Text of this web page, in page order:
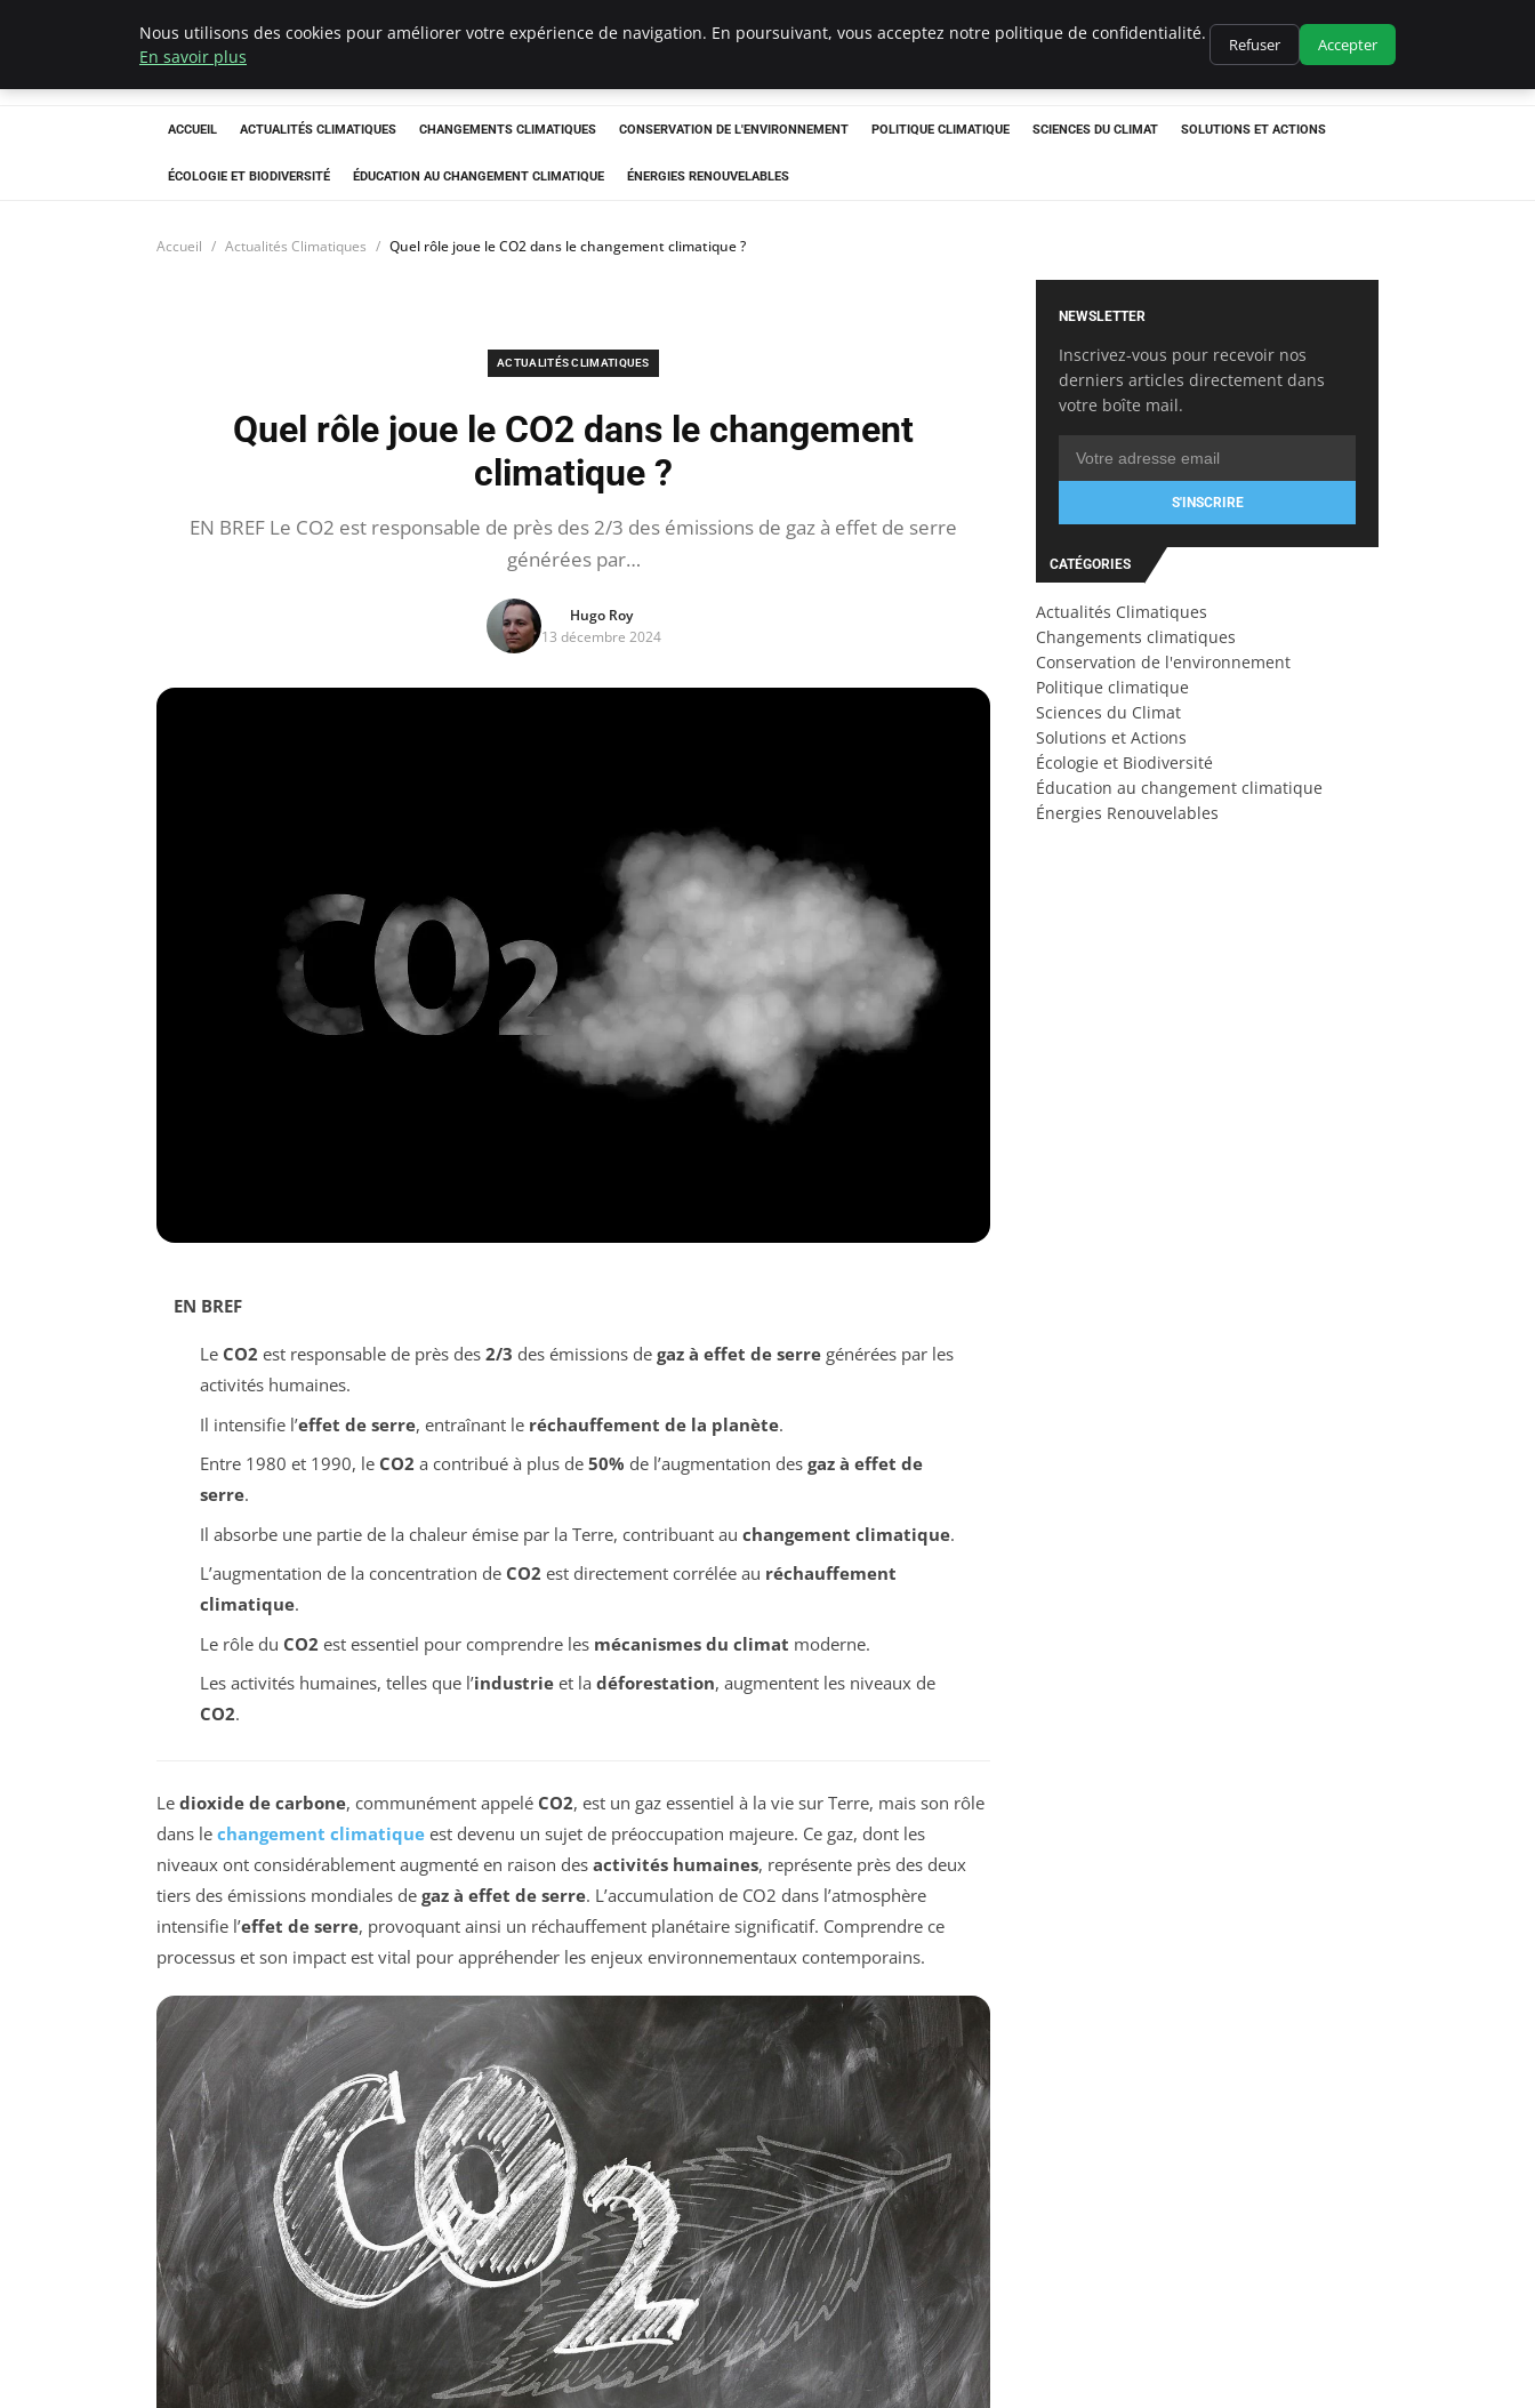
Climatedebtagents
ACCUEIL ACTUALITÉS CLIMATIQUES CHANGEMENTS CLIMATIQUES CONSERVATION DE L'ENVIRONNEMENT POLITIQUE CLIMATIQUE SCIENCES DU CLIMAT SOLUTIONS ET ACTIONS
ÉCOLOGIE ET BIODIVERSITÉ ÉDUCATION AU CHANGEMENT CLIMATIQUE ÉNERGIES RENOUVELABLES
Accueil Actualités Climatiques Quel rôle joue le CO2 dans le changement climatique ?
ACTUALITÉS CLIMATIQUES
Quel rôle joue le CO2 dans le changement
climatique ?
EN BREF Le CO2 est responsable de près des 2/3 des émissions de gaz à effet de serre
générées par…
Hugo Roy
13 décembre 2024
EN BREF
Le CO2 est responsable de près des 2/3 des émissions de gaz à effet de serregénérées par les
activités humaines.
Il intensifie l’effet de serre, entraînant le réchauffement de la planète.
Entre 1980 et 1990, le CO2 a contribué à plus de 50% de l’augmentation des gaz à effet de
serre.
Il absorbe une partie de la chaleur émise par la Terre, contribuant au changement climatique.
L’augmentation de la concentration de CO2 est directement corrélée au réchauffement
climatique.
Le rôle du CO2 est essentiel pour comprendre les mécanismes du climat moderne.
Les activités humaines, telles que l’industrieet la déforestation, augmentent les niveaux de
CO2.
Le dioxide de carbone, communément appelé CO2, est un gaz essentiel à la vie sur Terre, mais son rôle
dans le changement climatique est devenu un sujet de préoccupation majeure. Ce gaz, dont les
niveaux ont considérablement augmenté en raison des activités humaines, représente près des deux
tiers des émissions mondiales de gaz à effet de serre. L’accumulation de CO2 dans l’atmosphère
intensifie l’effet de serre, provoquant ainsi un réchauffement planétaire significatif. Comprendre ce
processus et son impact est vital pour appréhender les enjeux environnementaux contemporains.
NEWSLETTER
Inscrivez-vous pour recevoir nos
derniers articles directement dans
votre boîte mail.
S'INSCRIRE
CATÉGORIES
Actualités Climatiques
Changements climatiques
Conservation de l'environnement
Politique climatique
Sciences du Climat
Solutions et Actions
Écologie et Biodiversité
Éducation au changement climatique
Énergies Renouvelables
Nous utilisons des cookies pour améliorer votre expérience de navigation. En poursuivant, vous acceptez notre politique de confidentialité.
En savoir plus
Refuser Accepter